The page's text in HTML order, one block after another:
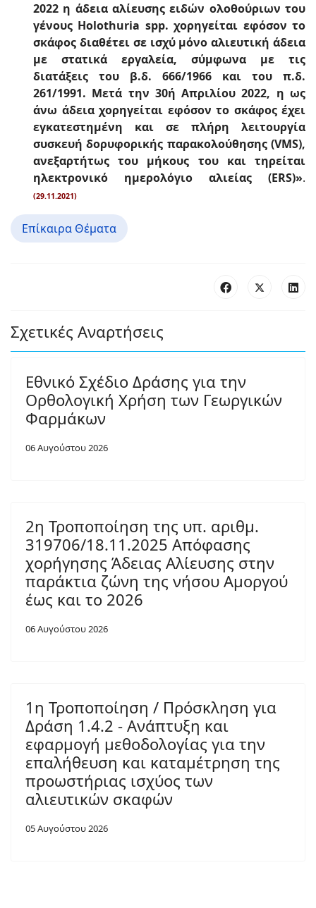
2022 η άδεια αλίευσης ειδών ολοθούριων του
γένους Holothuria spp. χορηγείται εφόσον το
σκάφος διαθέτει σε ισχύ μόνο αλιευτική άδεια
με στατικά εργαλεία, σύμφωνα με τις
διατάξεις του β.δ. 666/1966 και του π.δ.
261/1991. Μετά την 30ή Απριλίου 2022, η ως
άνω άδεια χορηγείται εφόσον το σκάφος έχει
εγκατεστημένη και σε πλήρη λειτουργία
συσκευή δορυφορικής παρακολούθησης (VMS),
ανεξαρτήτως του μήκους του και τηρείται
ηλεκτρονικό ημερολόγιο αλιείας (ERS)».
(29.11.2021)
Επίκαιρα Θέματα
Σχετικές Αναρτήσεις
Εθνικό Σχέδιο Δράσης για την
Ορθολογική Χρήση των Γεωργικών
Φαρμάκων
06 Αυγούστου 2026
2η Τροποποίηση της υπ. αριθμ.
319706/18.11.2025 Απόφασης
χορήγησης Άδειας Αλίευσης στην
παράκτια ζώνη της νήσου Αμοργού
έως και το 2026
06 Αυγούστου 2026
1η Τροποποίηση / Πρόσκληση για
Δράση 1.4.2 - Ανάπτυξη και
εφαρμογή μεθοδολογίας για την
επαλήθευση και καταμέτρηση της
προωστήριας ισχύος των
αλιευτικών σκαφών
05 Αυγούστου 2026